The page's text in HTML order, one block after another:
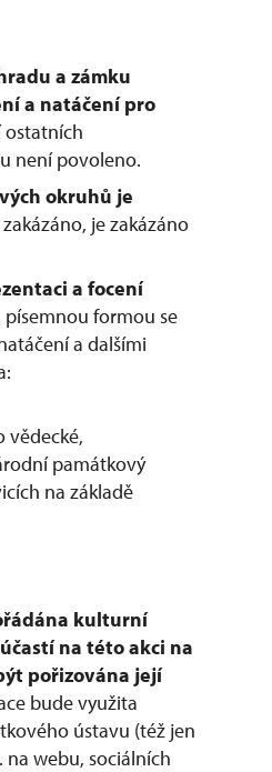
a zámku
a natáčení pro
ostatních
není povoleno.
okruhů je
je zakázáno
a focení
písemnou formou se
a dalšími
vědecké,
památkový
na základě
kulturní
na této akci na
pořizována její
bude využita
ústavu (též jen
na webu, sociálních